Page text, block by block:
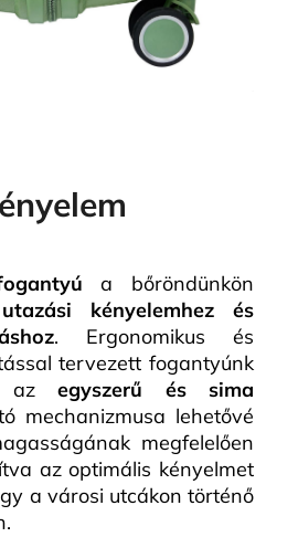
a bőröndünkön
utazási kényelemhez és
. Ergonomikus és
tervezett fogantyúnk
azegyszerű és sima
mechanizmusa lehetővé
megfelelően
az optimális kényelmet
a városi utcákon történő